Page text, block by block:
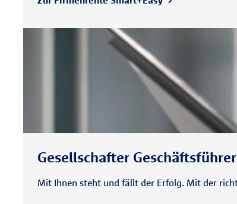
Gesellschafter
Mit Ihnen steht und fällt der Erfolg. Mit der